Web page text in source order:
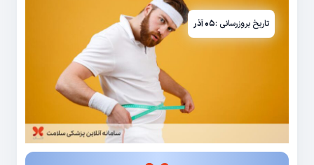
تاریخ بروزرسانی :۰۵ آذر